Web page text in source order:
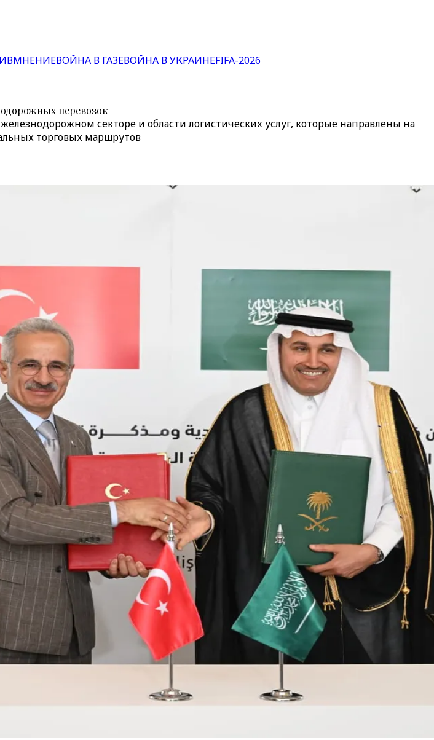
МНЕНИЕВОЙНА В ГАЗЕВОЙНА В УКРАИНЕFIFA-2026
перевозок
секторе и области логистических услуг, которые направлены на
торговых маршрутов